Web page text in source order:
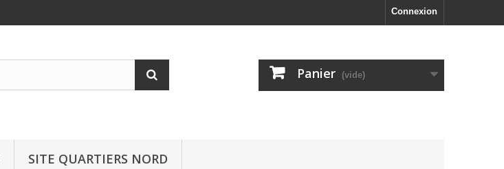
Connexion
Panier (vide)
SITE QUARTIERS NORD